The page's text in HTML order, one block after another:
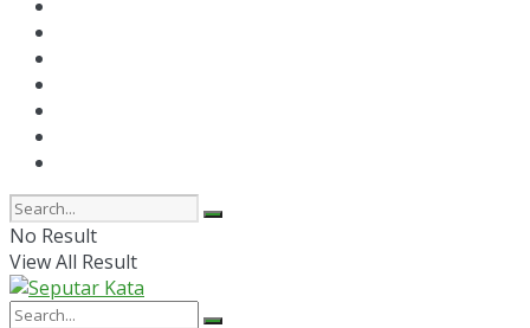
No Result
View All Result